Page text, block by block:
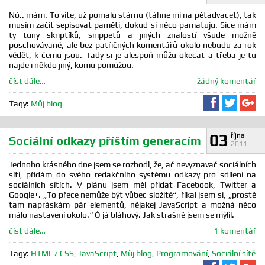
Nó.. mám. To víte, už pomalu stárnu (táhne mi na pětadvacet), tak
musím začít sepisovat paměti, dokud si něco pamatuju. Sice mám
ty tuny skriptíků, snippetů a jiných znalostí všude možně
poschovávané, ale bez patřičných komentářů okolo nebudu za rok
vědět, k čemu jsou. Tady si je alespoň můžu okecat a třeba je tu
najde i někdo jiný, komu pomůžou.
číst dále…
žádný komentář
Tagy: Můj blog Sdílet na
Sdílet
03 října
2011
Sociální odkazy příštím generacím
Jednoho krásného dne jsem se rozhodl, že, ač nevyznavač sociálních
sítí, přidám do svého redakčního systému odkazy pro sdílení na
sociálních sítích. V plánu jsem měl přidat Facebook, Twitter a
Google+. „To přece nemůže být vůbec složité“, říkal jsem si, „prostě
tam napráskám pár elementů, nějakej JavaScript a možná něco
málo nastavení okolo.“ Ó já bláhový. Jak strašně jsem se mýlil.
číst dále…
1 komentář
Tagy: HTML / CSS JavaScript Můj blog Programování, Sociální sítě